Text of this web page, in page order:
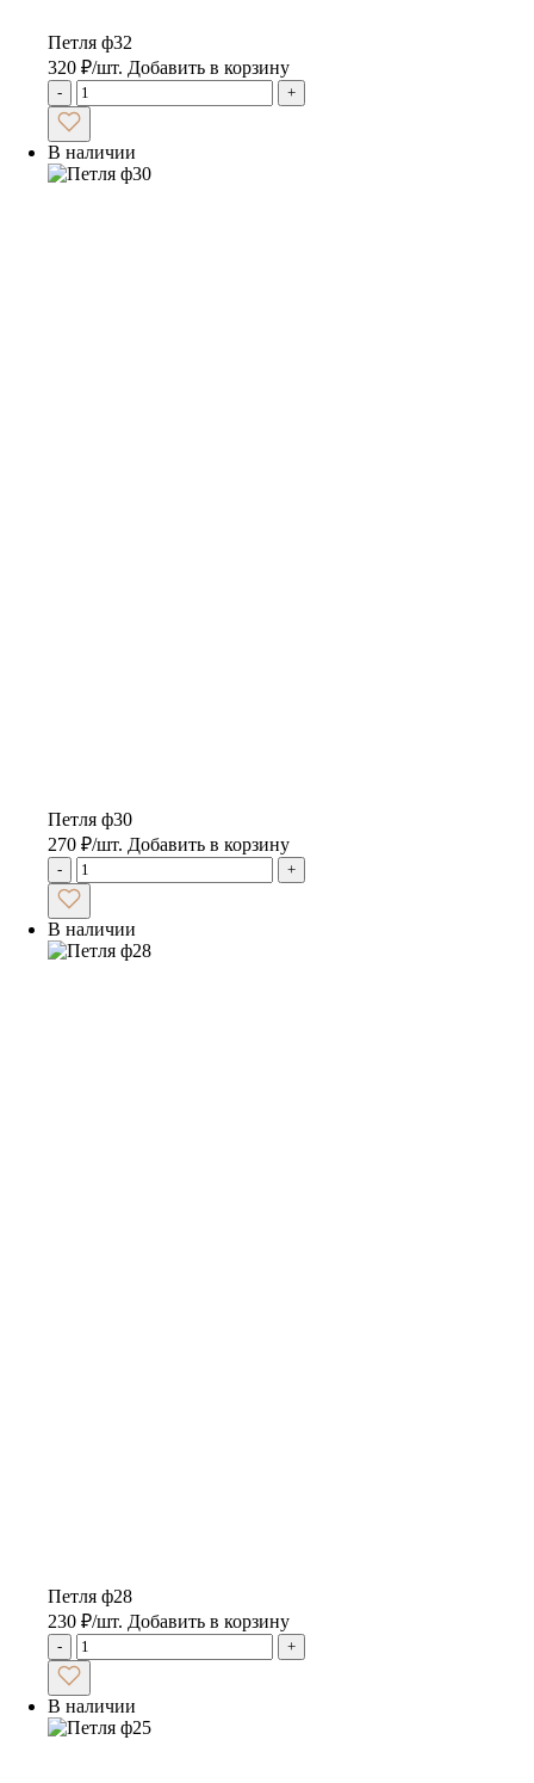
Петля ф32
320 ₽/шт. Добавить в корзину
- +
В наличии
Петля ф30
270 ₽/шт. Добавить в корзину
- +
В наличии
Петля ф28
230 ₽/шт. Добавить в корзину
- +
В наличии